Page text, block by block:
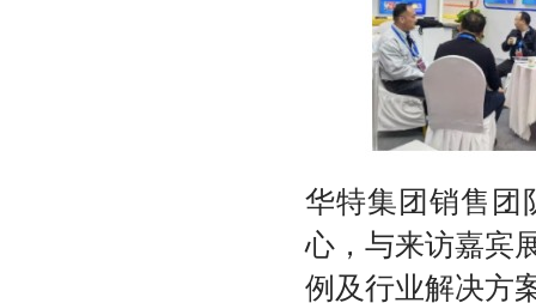
华特集团销售团
心，与来访嘉宾
例及行业解决方